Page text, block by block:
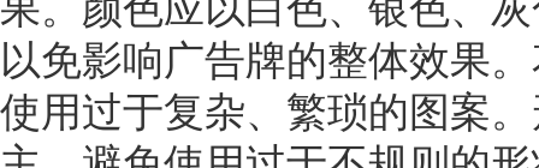
以免影响广告牌的整体效果
使用过于复杂、繁琐的图案